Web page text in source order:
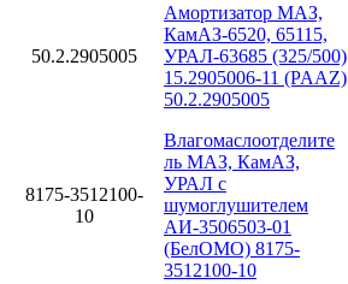
50.2.2905005
Амортизатор МАЗ,
КамАЗ-6520, 65115,
УРАЛ-63685 (325/500)
15.2905006-11 (PAAZ)
50.2.2905005
8175-3512100-
10
Влагомаслоотделите
ль МАЗ, КамАЗ,
УРАЛ с
шумоглушителем
АИ-3506503-01
(БелОМО) 8175-
3512100-10